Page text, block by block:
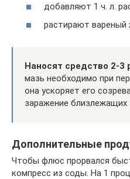
добавляют 1 ч. л.
растирают вареный
Наносят средство 2-3
мазь необходимо при
она ускоряет его
заражение близлежащих
Дополнительные
Чтобы флюс прорвался
компресс из соды. На 1